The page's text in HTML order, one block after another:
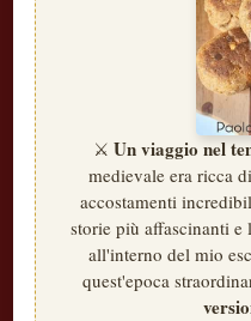
⚔️ Un viaggio nel
medievale era ricca
accostamenti
storie più affascinanti e
all'interno del mio
quest'epoca